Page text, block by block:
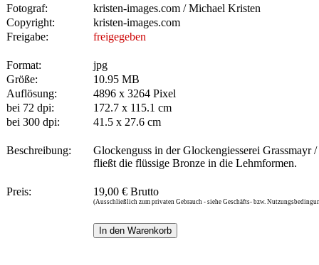
Fotograf:
kristen-images.com / Michael Kristen
Copyright:
kristen-images.com
Freigabe:
freigegeben
Format:
jpg
Größe:
10.95 MB
Auflösung:
4896 x 3264 Pixel
bei 72 dpi:
172.7 x 115.1 cm
bei 300 dpi:
41.5 x 27.6 cm
Beschreibung:
Glockenguss in der Glockengiesserei
fließt die flüssige Bronze in die Lehmformen.
Preis: 19,00 € Brutto
(Ausschließlich zum privaten Gebrauch - siehe Geschäfts- bzw.